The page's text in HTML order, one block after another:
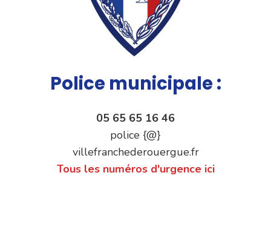
Police municipale :
05 65 65 16 46
police {@}
villefranchederouergue.fr
Tous les numéros d'urgence ici